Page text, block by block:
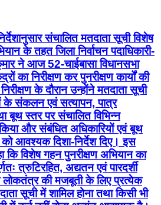
संचालित मतदाता सूची विशेष
के तहत जिला निर्वाचन पदाधिकारी-
ने आज 52-चाईबासा विधानसभा
का निरीक्षण कर पुनरीक्षण कार्यों की
के दौरान उन्होंने मतदाता सूची
के संकलन एवं सत्यापन, पात्र
बूथ स्तर पर संचालित विभिन्न
और संबंधित अधिकारियों एवं बूथ
आवश्यक दिशा-निर्देश दिए। इस
विशेष गहन पुनरीक्षण अभियान का
त्रुटिरहित, अद्यतन एवं पारदर्शी
लोकतंत्र की मजबूती के लिए प्रत्येक
सूची में शामिल होना तथा किसी भी